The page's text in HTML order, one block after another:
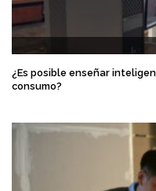
¿Es posible enseñar
consumo?